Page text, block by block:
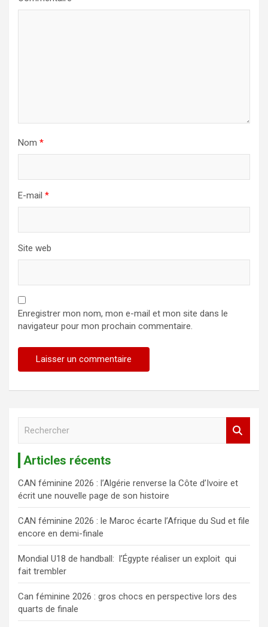
Nom *
E-mail *
Site web
Enregistrer mon nom, mon e-mail et mon site dans le
navigateur pour mon prochain commentaire.
r
c
h
e
r
Articles récents
CAN féminine 2026 : l’Algérie renverse la Côte d’Ivoire et
écrit une nouvelle page de son histoire
CAN féminine 2026 : le Maroc écarte l’Afrique du Sud et file
encore en demi-finale
Mondial U18 de handball: l’Égypte réaliser un exploit qui
fait trembler
Can féminine 2026 : gros chocs en perspective lors des
quarts de finale